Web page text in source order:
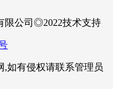
限公司◎2022技术支持
,如有侵权请联系管理员